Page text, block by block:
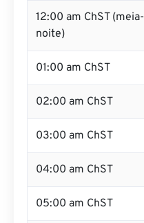
12:00 am ChST (meia-
noite)
01:00 am ChST
02:00 am ChST
03:00 am ChST
04:00 am ChST
05:00 am ChST